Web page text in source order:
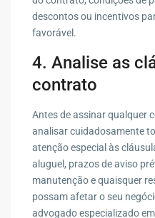
descontos ou incentivos
favorável.
4. Analise as
contrato
Antes de assinar qualquer
analisar cuidadosamente
atenção especial às
aluguel, prazos de aviso
manutenção e quaisquer
possam afetar o seu
advogado especializado